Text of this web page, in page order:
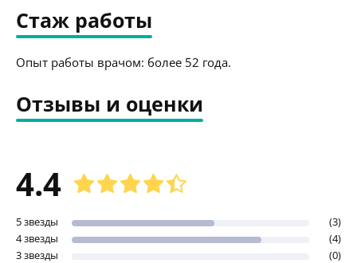
Стаж работы
Опыт работы врачом: более 52 года.
Отзывы и оценки
4.4
5 звезды
(3)
4 звезды
(4)
3 звезды
(0)